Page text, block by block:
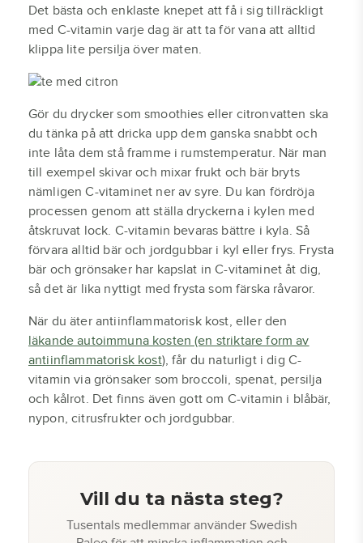
Det bästa och enklaste knepet att få i sig tillräckligt
med C-vitamin varje dag är att ta för vana att alltid
klippa lite persilja över maten.
Gör du drycker som smoothies eller citronvatten ska
du tänka på att dricka upp dem ganska snabbt och
inte låta dem stå framme i rumstemperatur. När man
till exempel skivar och mixar frukt och bär bryts
nämligen C-vitaminet ner av syre. Du kan fördröja
processen genom att ställa dryckerna i kylen med
åtskruvat lock. C-vitamin bevaras bättre i kyla. Så
förvara alltid bär och jordgubbar i kyl eller frys. Frysta
bär och grönsaker har kapslat in C-vitaminet åt dig,
så det är lika nyttigt med frysta som färska råvaror.
När du äter antiinflammatorisk kost, eller den
läkande autoimmuna kosten (en striktare form av
antiinflammatorisk kost), får du naturligt i dig C-
vitamin via grönsaker som broccoli, spenat, persilja
och kålrot. Det finns även gott om C-vitamin i blåbär,
nypon, citrusfrukter och jordgubbar.
Vill du ta nästa steg?
Tusentals medlemmar använder Swedish